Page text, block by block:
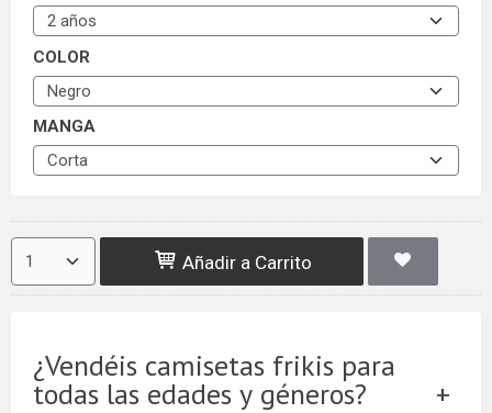
COLOR
MANGA
Añadir a Carrito
¿Vendéis camisetas frikis para
todas las edades y géneros?